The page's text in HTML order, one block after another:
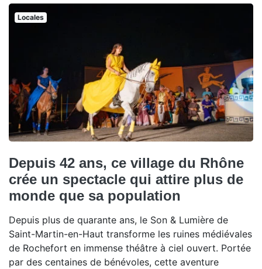
Locales
Depuis 42 ans, ce village du Rhône
crée un spectacle qui attire plus de
monde que sa population
Depuis plus de quarante ans, le Son & Lumière de
Saint-Martin-en-Haut transforme les ruines médiévales
de Rochefort en immense théâtre à ciel ouvert. Portée
par des centaines de bénévoles, cette aventure